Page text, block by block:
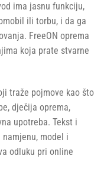
ima jasnu funkciju,
ili torbu, i da ga
FreeON oprema
koja prate stvarne
traže pojmove kao što
dječija oprema,
upotreba. Tekst i
model i
odluku pri online